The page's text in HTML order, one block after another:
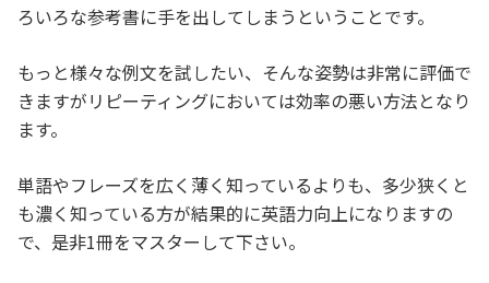
ろいろな参考書に手を出してしまうということです。
もっと様々な例文を試したい、そんな姿勢は非常に評価で
きますがリピーティングにおいては効率の悪い方法となり
ます。
単語やフレーズを広く薄く知っているよりも、多少狭くと
も濃く知っている方が結果的に英語力向上になりますの
で、是非1冊をマスターして下さい。